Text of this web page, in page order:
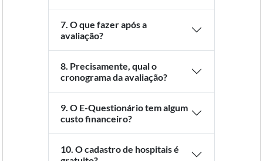
7. O que fazer após a
avaliação?
8. Precisamente, qual o
cronograma da avaliação?
9. O E-Questionário tem algum
custo financeiro?
10. O cadastro de hospitais é